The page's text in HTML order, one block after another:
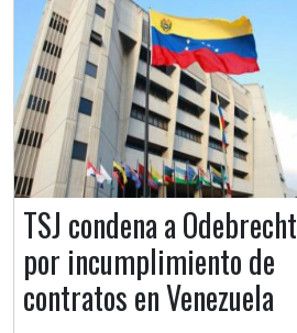
TSJ condena a Odebrecht
por incumplimiento de
contratos en Venezuela